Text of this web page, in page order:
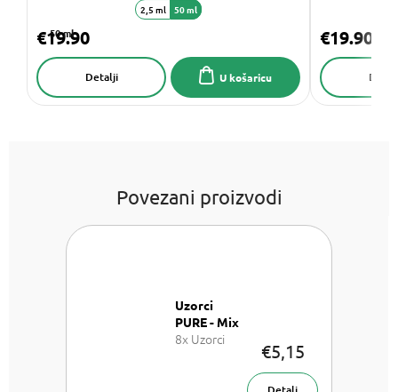
50 ml
€19.90
U košaricu
Detalji
2,5 ml 50 ml
€19.90
Povezani proizvodi
Uzorci
PURE - Mix
8x Uzorci
€5,15